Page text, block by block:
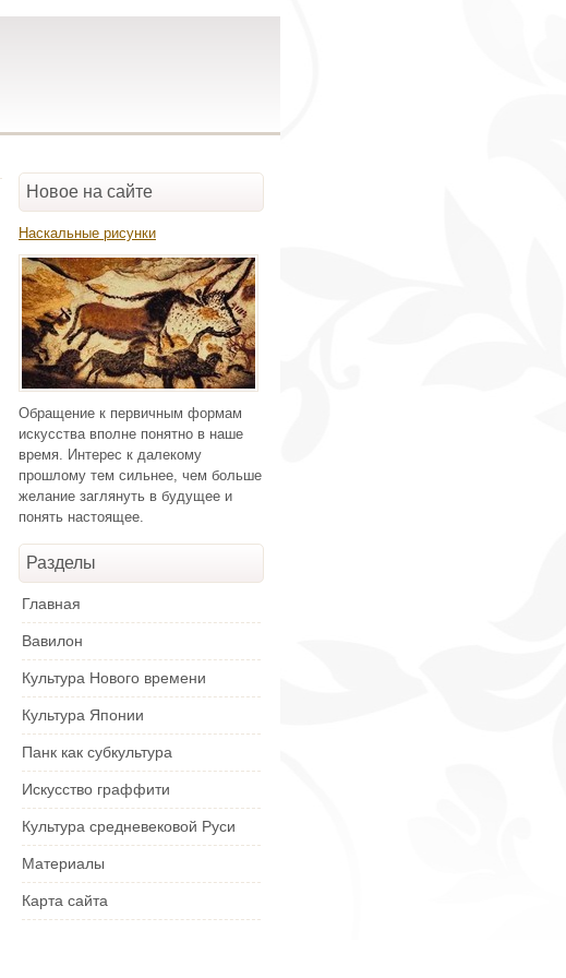
Новое на сайте
Наскальные рисунки
Обращение к первичным формам
искусства вполне понятно в наше
время. Интерес к далекому
прошлому тем сильнее, чем больше
желание заглянуть в будущее и
понять настоящее.
Разделы
Главная
Вавилон
Культура Нового времени
Культура Японии
Панк как субкультура
Искусство граффити
Культура средневековой Руси
Материалы
Карта сайта